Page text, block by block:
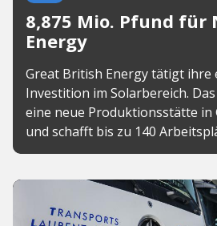
8,875 Mio. Pfund für
Energy
Great British Energy tätigt ihre
Investition im Solarbereich.
eine neue Produktionsstätte
und schafft bis zu 140